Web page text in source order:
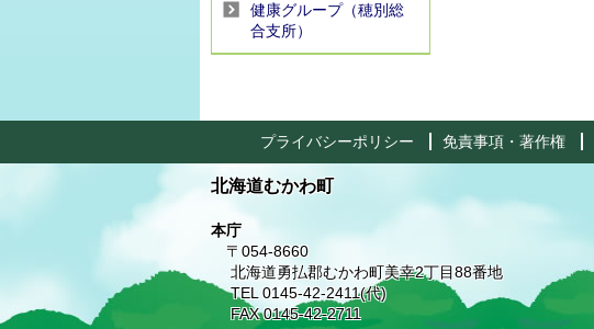
健康グループ（穂別総
合支所）
プライバシーポリシー 免責事項・著作権
北海道むかわ町
本庁
〒054-8660
北海道勇払郡むかわ町美幸2丁目88番地
TEL 0145-42-2411(代)
FAX 0145-42-2711